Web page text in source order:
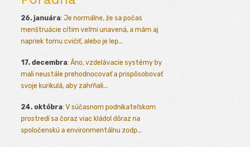
26. januára: Je normálne, že sa počas
menštruácie cítim veľmi unavená, a mám aj
napriek tomu cvičiť, alebo je lep...
17. decembra: Áno, vzdelávacie systémy by
mali neustále prehodnocovať a prispôsobovať
svoje kurikulá, aby zahŕňali...
24. októbra: V súčasnom podnikateľskom
prostredí sa čoraz viac kládol dôraz na
spoločenskú a environmentálnu zodp...